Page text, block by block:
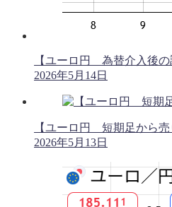
【ユーロ円 為替介入後の
2026年5月14日
【ユーロ円 短期足から売
2026年5月13日